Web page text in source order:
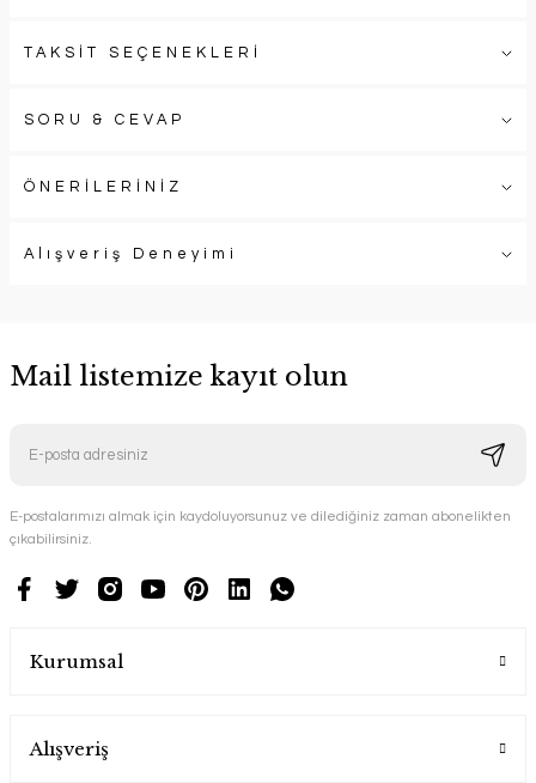
TAKSİT SEÇENEKLERİ
SORU & CEVAP
ÖNERİLERİNİZ
Alışveriş Deneyimi
Mail listemize kayıt olun
E-postalarımızı almak için kaydoluyorsunuz ve dilediğiniz zaman abonelikten
çıkabilirsiniz.
Kurumsal
Alışveriş